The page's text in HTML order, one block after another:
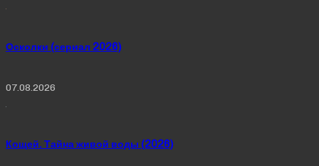
Осколки (сериал 2026)
07.08.2026
Кощей. Тайна живой воды (2026)